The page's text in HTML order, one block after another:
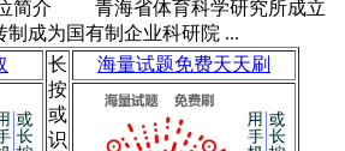
介 青海省体育科学研究所成立
制成为国有制企业科研院 ...
长
按
或
识
海量试题免费天天刷